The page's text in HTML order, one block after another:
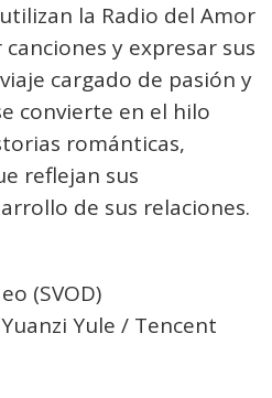
la Radio del Amor
y expresar sus
cargado de pasión y
convierte en el hilo
románticas,
reflejan sus
de sus relaciones.
(SVOD)
Yule / Tencent